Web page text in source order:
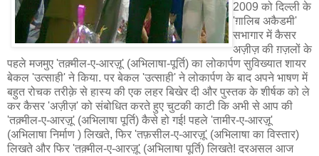
2009 को दिल्ली के
'ग़ालिब अकैडमी'
सभागार में कैसर
अज़ीज़ की ग़ज़लों के
पहले मजमुए 'तक़्मील-ए-आरज़ू' (अभिलाषा-पूर्ति) का लोकार्पण सुविख्यात शायर
बेकल 'उत्साही' ने किया. पर बेकल 'उत्साही' ने लोकार्पण के बाद अपने भाषण में
बहुत रोचक तरीक़े से हास्य की एक लहर बिखेर दी और पुस्तक के शीर्षक को ले
कर कैसर 'अज़ीज़' को संबोधित करते हुए चुटकी काटी कि अभी से आप की
'तक़्मील-ए-आरज़ू' (अभिलाषा पूर्ति) कैसे हो गई! पहले 'तामीर-ए-आरज़ू'
(अभिलाषा निर्माण ) लिखते, फिर 'तफ़सील-ए-आरज़ू' (अभिलाषा का विस्तार)
लिखते और फिर 'तक़्मील-ए-आरज़ू' (अभिलाषा पूर्ति) लिखते! दरअसल आज